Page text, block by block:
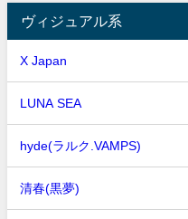
ヴィジュアル系
X Japan
LUNA SEA
hyde(ラルク.VAMPS)
清春(黒夢)